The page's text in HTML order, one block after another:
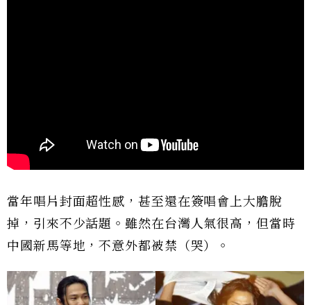
當年唱片封面超性感，甚至還在簽唱會上大膽脫
掉，引來不少話題。雖然在台灣人氣很高，但當時
中國新馬等地，不意外都被禁（哭）。